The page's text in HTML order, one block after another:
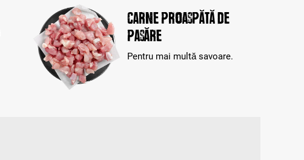
Carne proaspătă de
pasăre
Pentru mai multă savoare.